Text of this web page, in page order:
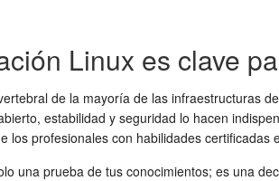
Linux es clave
de la mayoría de las infraestructuras
estabilidad y seguridad lo hacen
los profesionales con habilidades certificadas
una prueba de tus conocimientos; es una